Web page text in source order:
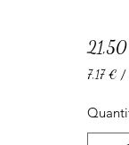
7,17 € /
pour
Grammes